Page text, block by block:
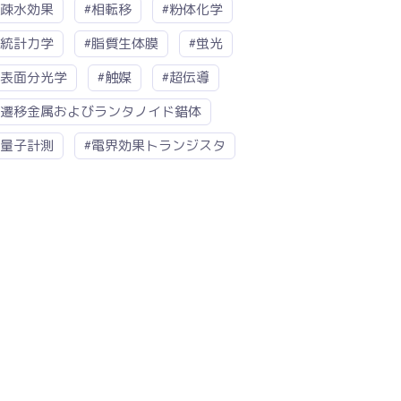
水効果 #相転移
#粉体化学
計力学
#脂質生体膜
#蛍光
面分光学
#触媒
#超伝導
移金属およびランタノイド錯体
子計測
#電界効果トランジスタ